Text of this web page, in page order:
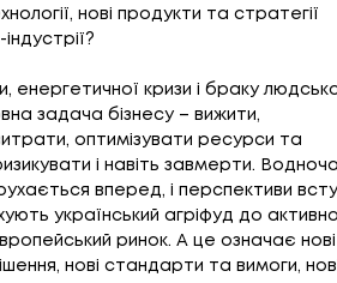
нові продукти та стратегії
енергетичної кризи і браку
задача бізнесу – вижити,
оптимізувати ресурси та
і навіть завмерти.
вперед, і перспективи
український агріфуд до
ринок. А це означає нові
нові стандарти та вимоги,